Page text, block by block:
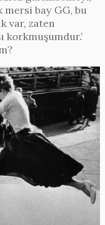
mersi bay GG, bu
var, zaten
korkmuşumdur.’